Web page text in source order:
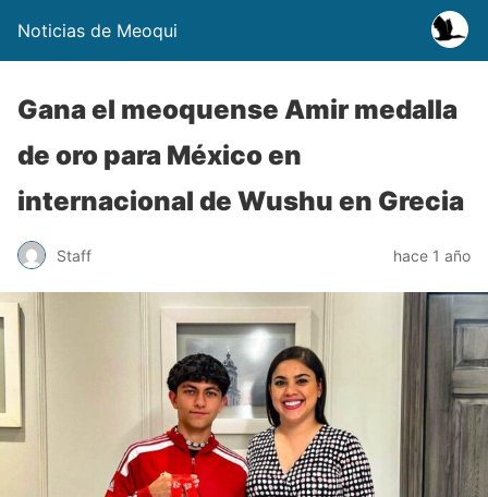
Noticias de Meoqui
Gana el meoquense Amir medalla
de oro para México en
internacional de Wushu en Grecia
Staff hace 1 año